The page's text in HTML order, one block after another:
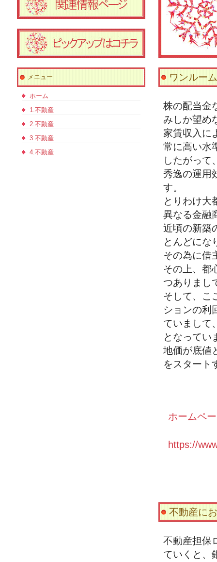
ワンルー
株の配当金
みしか望め
家賃収入に
常に高い水
したがって
秀逸の運用
す。
とりわけ大
異なる金融
近頃の新築
とんどにな
その為に借
その上、都
つありまし
そして、こ
ションの利
ていまして
となってい
地価が底値
をスタート
ホームペ
https://
不動産に
不動産担保
ていくと、
メニュー
ホーム
1.不動産
2.不動産
3.不動産
4.不動産